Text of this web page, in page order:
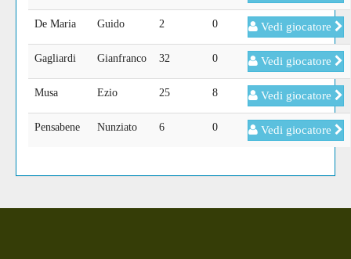
De Maria Guido 2 0 Vedi giocatore
Gagliardi Gianfranco 32 0 Vedi giocatore
Musa Ezio 25 8 Vedi giocatore
Pensabene Nunziato 6 0 Vedi giocatore